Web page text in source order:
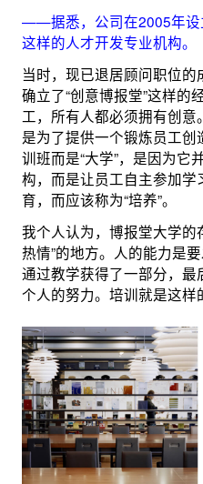
——据悉，公司在2005年设
这样的人才开发专业机构。
当时，现已退居顾问职位
确立了“创意博报堂”这样的
工，所有人都必须拥有创意
是为了提供一个锻炼员工
训班而是“大学”，是因为它
构，而是让员工自主参加
育，而应该称为“培养”。
我个人认为，博报堂大学的
热情”的地方。人的能力是
通过教学获得了一部分，
个人的努力。培训就是这样